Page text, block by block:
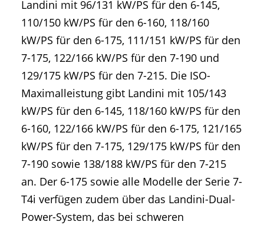
Landini mit 96/131 kW/PS für den 6-145,
110/150 kW/PS für den 6-160, 118/160
kW/PS für den 6-175, 111/151 kW/PS für den
7-175, 122/166 kW/PS für den 7-190 und
129/175 kW/PS für den 7-215. Die ISO-
Maximalleistung gibt Landini mit 105/143
kW/PS für den 6-145, 118/160 kW/PS für den
6-160, 122/166 kW/PS für den 6-175, 121/165
kW/PS für den 7-175, 129/175 kW/PS für den
7-190 sowie 138/188 kW/PS für den 7-215
an. Der 6-175 sowie alle Modelle der Serie 7-
T4i verfügen zudem über das Landini-Dual-
Power-System, das bei schweren